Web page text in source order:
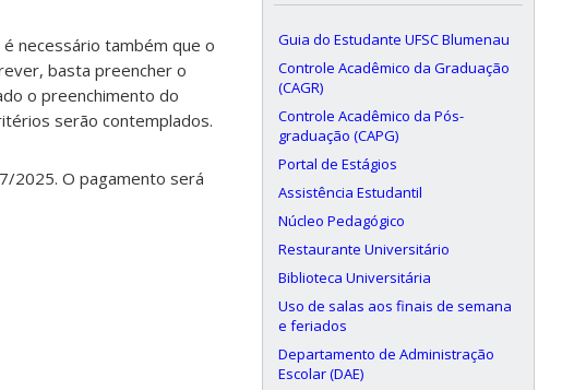
necessário também que o
basta preencher o
o preenchimento do
serão contemplados.
2025. O pagamento será
Guia do Estudante UFSC Blumenau
Controle Acadêmico da Graduação
(CAGR)
Controle Acadêmico da Pós-
graduação (CAPG)
Portal de Estágios
Assistência Estudantil
Núcleo Pedagógico
Restaurante Universitário
Biblioteca Universitária
Uso de salas aos finais de semana
e feriados
Departamento de Administração
Escolar (DAE)